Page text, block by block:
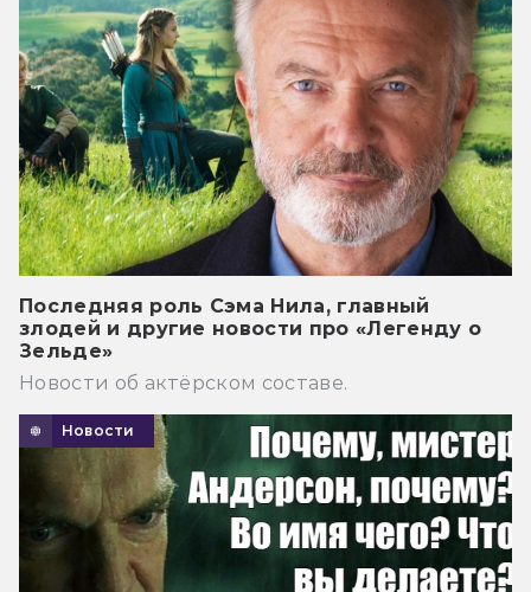
Последняя роль Сэма Нила, главный
злодей и другие новости про «Легенду о
Зельде»
Новости об актёрском составе.
Новости